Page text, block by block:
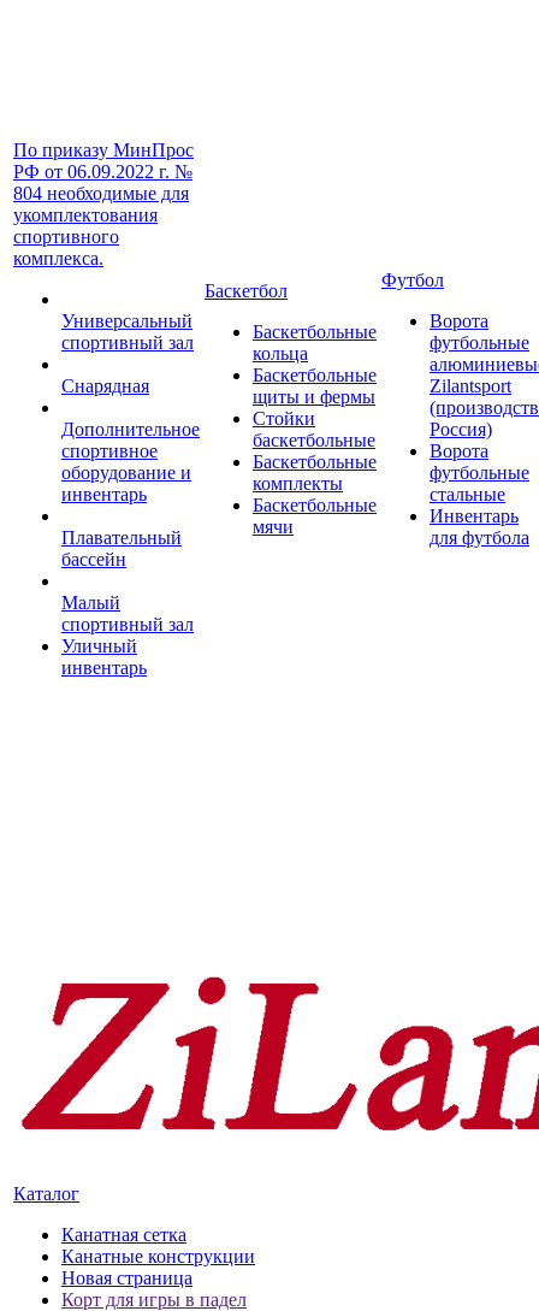
По приказу МинПрос
РФ от 06.09.2022 г. №
804 необходимые для
укомплектования
спортивного
комплекса.
Универсальный
спортивный зал
Снарядная
Дополнительное
спортивное
оборудование и
инвентарь
Плавательный
бассейн
Малый
спортивный зал
Уличный
инвентарь
Баскетбол
Баскетбольные
кольца
Баскетбольные
щиты и фермы
Стойки
баскетбольные
Баскетбольные
комплекты
Баскетбольные
мячи
Футбол
Ворота
футбольные
Zilantsport
Россия)
Ворота
футбольные
стальные
Инвентарь
для футбола
Каталог
Канатная сетка
Канатные конструкции
Новая страница
Корт для игры в падел